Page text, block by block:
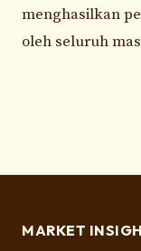
menghasilkan
oleh seluruh
MARKET